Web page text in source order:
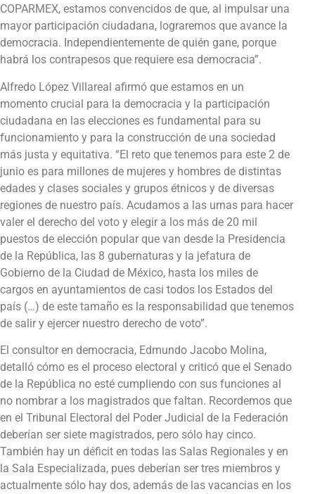
COPARMEX, estamos convencidos de que, al impulsar una
mayor participación ciudadana, lograremos que avance la
democracia. Independientemente de quién gane, porque
habrá los contrapesos que requiere esa democracia”.
Alfredo López Villareal afirmó que estamos en un
momento crucial para la democracia y la participación
ciudadana en las elecciones es fundamental para su
funcionamiento y para la construcción de una sociedad
más justa y equitativa. “El reto que tenemos para este 2 de
junio es para millones de mujeres y hombres de distintas
edades y clases sociales y grupos étnicos y de diversas
regiones de nuestro país. Acudamos a las urnas para hacer
valer el derecho del voto y elegir a los más de 20 mil
puestos de elección popular que van desde la Presidencia
de la República, las 8 gubernaturas y la jefatura de
Gobierno de la Ciudad de México, hasta los miles de
cargos en ayuntamientos de casi todos los Estados del
país (…) de este tamaño es la responsabilidad que tenemos
de salir y ejercer nuestro derecho de voto”.
El consultor en democracia, Edmundo Jacobo Molina,
detalló cómo es el proceso electoral y criticó que el Senado
de la República no esté cumpliendo con sus funciones al
no nombrar a los magistrados que faltan. Recordemos que
en el Tribunal Electoral del Poder Judicial de la Federación
deberían ser siete magistrados, pero sólo hay cinco.
También hay un déficit en todas las Salas Regionales y en
la Sala Especializada, pues deberían ser tres miembros y
actualmente sólo hay dos, además de las vacancias en los